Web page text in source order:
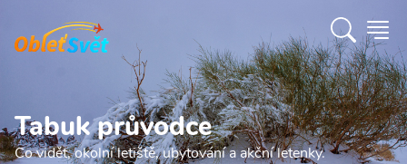
Tabuk průvodce
Co vidět, okolní letiště, ubytování a akční letenky.